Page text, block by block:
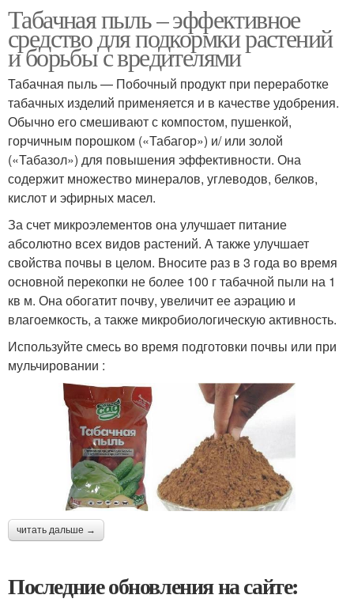
Табачная пыль – эффективное
средство для подкормки растений
и борьбы с вредителями
Табачная пыль — Побочный продукт при переработке
табачных изделий применяется и в качестве удобрения.
Обычно его смешивают с компостом, пушенкой,
горчичным порошком («Табагор») и/ или золой
(«Табазол») для повышения эффективности. Она
содержит множество минералов, углеводов, белков,
кислот и эфирных масел.
За счет микроэлементов она улучшает питание
абсолютно всех видов растений. А также улучшает
свойства почвы в целом. Вносите раз в 3 года во время
основной перекопки не более 100 г табачной пыли на 1
кв м. Она обогатит почву, увеличит ее аэрацию и
влагоемкость, а также микробиологическую активность.
Используйте смесь во время подготовки почвы или при
мульчировании :
читать дальше →
Последние обновления на сайте: